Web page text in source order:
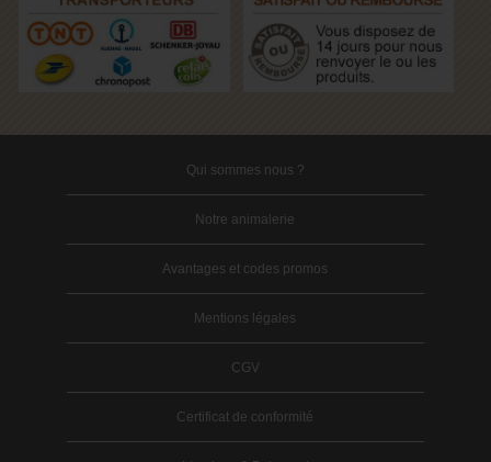
Qui sommes nous ?
Notre animalerie
Avantages et codes promos
Mentions légales
CGV
Certificat de conformité